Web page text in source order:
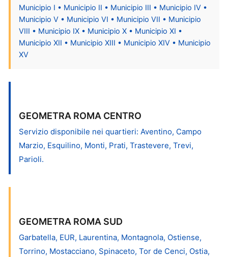
Municipio I • Municipio II • Municipio III • Municipio IV •
Municipio V • Municipio VI • Municipio VII • Municipio
VIII • Municipio IX • Municipio X • Municipio XI •
Municipio XII • Municipio XIII • Municipio XIV • Municipio
XV
GEOMETRA ROMA CENTRO
Servizio disponibile nei quartieri: Aventino, Campo
Marzio, Esquilino, Monti, Prati, Trastevere, Trevi,
Parioli.
GEOMETRA ROMA SUD
Garbatella, EUR, Laurentina, Montagnola, Ostiense,
Torrino, Mostacciano, Spinaceto, Tor de Cenci, Ostia,